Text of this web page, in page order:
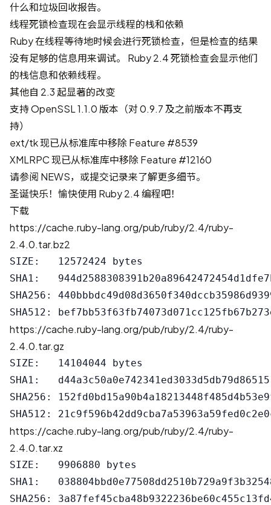
什么和垃圾回收报告。
线程死锁检查现在会显示线程的栈和依赖
Ruby 在线程等待地时候会进行死锁检查，但是检查的结果
没有足够的信息用来调试。 Ruby 2.4 死锁检查会显示他们
的栈信息和依赖线程。
其他自 2.3 起显著的改变
支持 OpenSSL 1.1.0 版本（对 0.9.7 及之前版本不再支
持）
ext/tk 现已从标准库中移除Feature #8539
XMLRPC 现已从标准库中移除Feature #12160
请参阅 NEWS，或提交记录来了解更多细节。
圣诞快乐！愉快使用 Ruby 2.4 编程吧！
下载
https://cache.ruby-lang.org/pub/ruby/2.4/ruby-
2.4.0.tar.bz2
SIZE:   12572424 bytes
SHA1:
SHA256:
https://cache.ruby-lang.org/pub/ruby/2.4/ruby-
2.4.0.tar.gz
SIZE:   14104044 bytes
SHA1:
SHA256:
https://cache.ruby-lang.org/pub/ruby/2.4/ruby-
2.4.0.tar.xz
SIZE:   9906880 bytes
SHA1:
SHA256: